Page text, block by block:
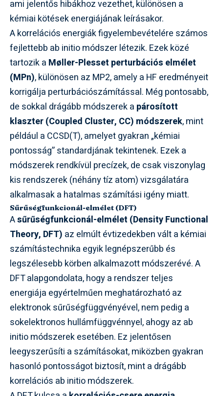
ami jelentős hibákhoz vezethet, különösen a
kémiai kötések energiájának leírásakor.
A korrelációs energiák figyelembevételére számos
fejlettebb ab initio módszer létezik. Ezek közé
tartozik a Møller-Plesset perturbációs elmélet
(MPn), különösen az MP2, amely a HF eredményeit
korrigálja perturbációszámítással. Még pontosabb,
de sokkal drágább módszerek a párosított
klaszter (Coupled Cluster, CC) módszerek, mint
például a CCSD(T), amelyet gyakran „kémiai
pontosság” standardjának tekintenek. Ezek a
módszerek rendkívül precízek, de csak viszonylag
kis rendszerek (néhány tíz atom) vizsgálatára
alkalmasak a hatalmas számítási igény miatt.
Sűrűségfunkcionál-elmélet (DFT)
Asűrűségfunkcionál-elmélet (Density Functional
Theory, DFT) az elmúlt évtizedekben vált a kémiai
számítástechnika egyik legnépszerűbb és
legszélesebb körben alkalmazott módszerévé. A
DFT alapgondolata, hogy a rendszer teljes
energiája egyértelműen meghatározható az
elektronok sűrűségfüggvényével, nem pedig a
sokelektronos hullámfüggvénnyel, ahogy az ab
initio módszerek esetében. Ez jelentősen
leegyszerűsíti a számításokat, miközben gyakran
hasonló pontosságot biztosít, mint a drágább
korrelációs ab initio módszerek.